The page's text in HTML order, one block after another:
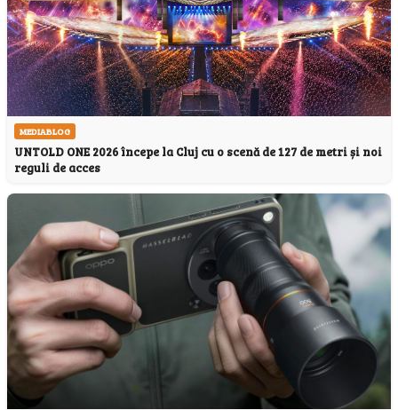
MEDIABLOG
UNTOLD ONE 2026 începe la Cluj cu o scenă de 127 de metri și noi
reguli de acces